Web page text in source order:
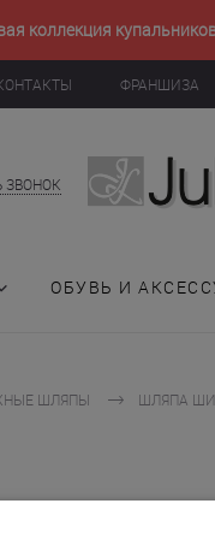
коллекция
ФРАНШИЗА
ЗВОНОК
ОБУВЬ И
ШЛЯПЫ ШЛЯПА